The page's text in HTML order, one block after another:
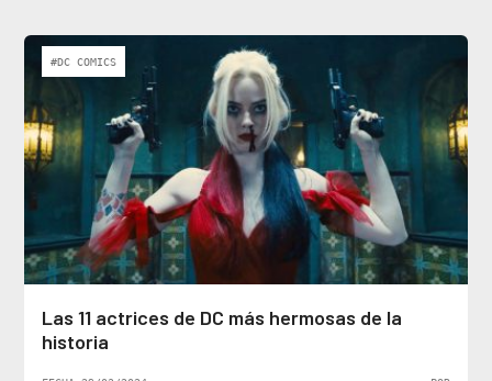
#DC COMICS
Las 11 actrices de DC más hermosas de la
historia